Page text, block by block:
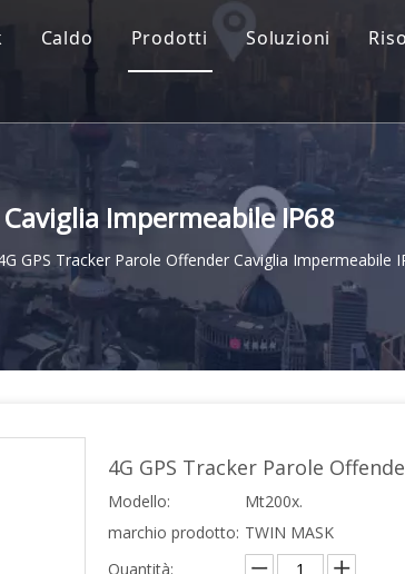
Caldo Prodotti Soluzioni
Impermeabile IP68
GPS Tracker Parole Offender Caviglia Impermeabile
4G GPS Tracker Parole
Modello:
Mt200x.
marchio prodotto: TWIN MASK
Quantità: